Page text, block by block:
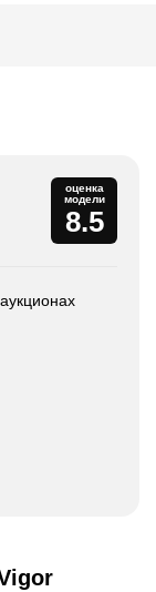
оценка
модели
8.5